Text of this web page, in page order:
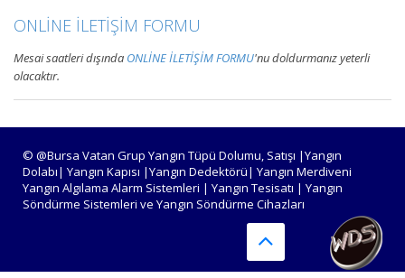
yangın alarm kontrol paneli
projelendirme, montaj ve
Bursa Yangın Algılama ve İhbar
Alarm Sistemleri
Bursa adresli ve konvansiyonel
yangın alarm sistemleri
ONLİNE İLETİŞİM FORMU
Mesai saatleri dışında ONLİNE İLETİŞİM FORMU'nu doldurmanız yeterli
olacaktır.
© @Bursa Vatan Grup Yangın Tüpü Dolumu, Satışı |Yangın
Dolabı| Yangın Kapısı |Yangın Dedektörü| Yangın Merdiveni
Yangın Algılama Alarm Sistemleri | Yangın Tesisatı | Yangın
Söndürme Sistemleri ve Yangın Söndürme Cihazları